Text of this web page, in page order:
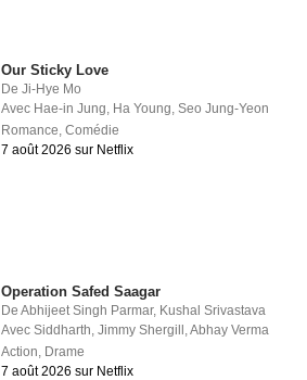
Our Sticky Love
DeJi-Hye Mo
Avec Hae-in Jung, Ha Young,Seo Jung-Yeon
Romance,Comédie
7 août 2026 sur Netflix
Operation Safed Saagar
DeAbhijeet Singh Parmar, Kushal Srivastava
AvecSiddharth ,Jimmy Shergill ,Abhay Verma
Action Drame
7 août 2026 sur Netflix